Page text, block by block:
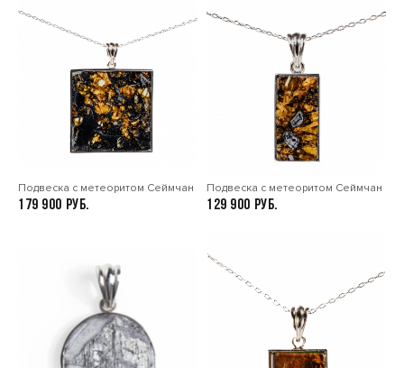
Подвеска с метеоритом Сеймчан
179 900
Подвеска с метеоритом Сеймчан
129 900